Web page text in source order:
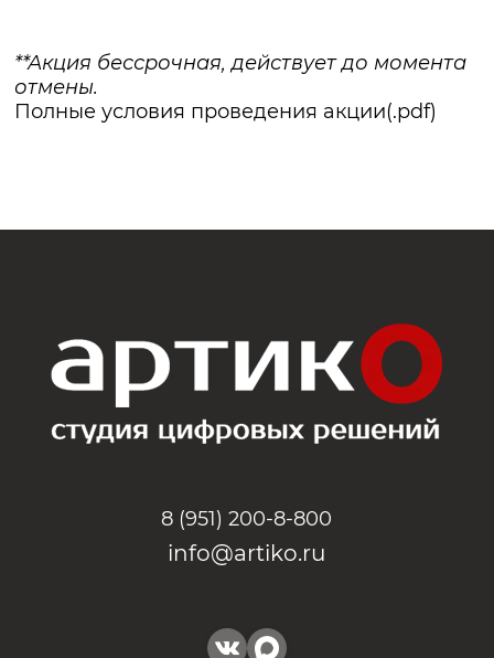
**Акция бессрочная, действует до момента
отмены.
Полные условия проведения акции(.pdf)
8 (951) 200-8-800
info@artiko.ru